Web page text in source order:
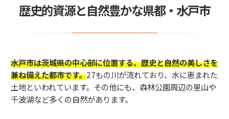
歴史的資源と自然豊かな県都・水戸市
水戸市は茨城県の中心部に位置する、歴史と自然の美しさを
兼ね備えた都市です。27もの川が流れており、水に恵まれた
土地といわれています。その他にも、森林公園周辺の里山や
千波湖など多くの自然があります。